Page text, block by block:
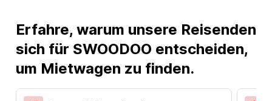
Erfahre, warum unsere Reisenden
sich für SWOODOO entscheiden,
um Mietwagen zu finden.